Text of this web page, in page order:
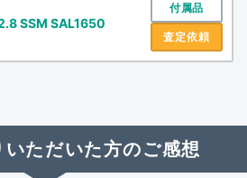
SSM SAL1650
付属品
査定依頼
ただいた方のご感想